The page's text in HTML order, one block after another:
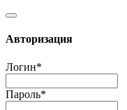
Авторизация
Логин*
Пароль*